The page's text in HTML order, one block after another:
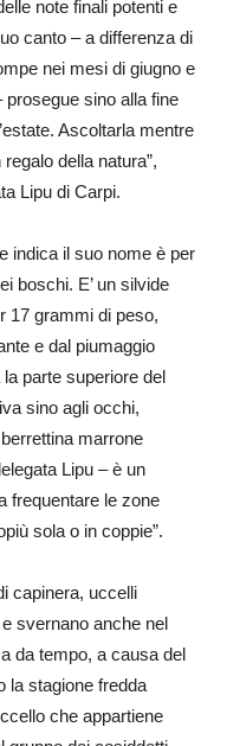
note finali potenti e
canto – a differenza di
nei mesi di giugno e
prosegue sino alla fine
Ascoltarla mentre
della natura”,
Lipu di Carpi.
indica il suo nome è per
boschi. E’ un silvide
17 grammi di peso,
e dal piumaggio
parte superiore del
sino agli occhi,
berrettinamarrone
Lipu – è un
frequentare le zone
sola o in coppie”.
capinera, uccelli
svernano anche nel
da tempo, a causa del
la stagione fredda
che appartiene